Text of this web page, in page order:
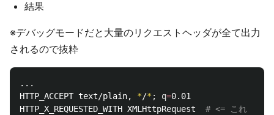
結果
※デバッグモードだと大量のリクエストヘッダが全て出力
されるので抜粋
...
HTTP_ACCEPT text/plain, */* ; q=0.01
HTTP_X_REQUESTED_WITH XMLHttpRequest # <= これ